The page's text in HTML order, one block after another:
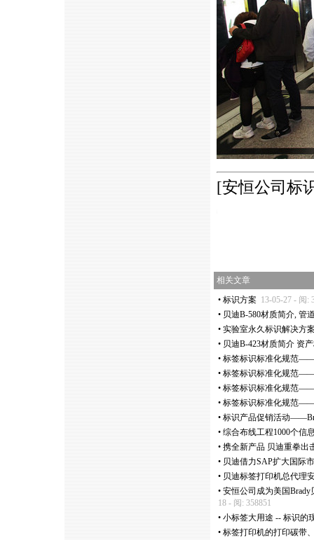
[安恒公司标
相关文章
• 标识方案 13-05-27 - 阅:
• 贝迪B-580材质简介, 管
• 实验室永久标识解决方
• 贝迪B-423材质简介 资
• 标签标识标准化规范
• 标签标识标准化规范
• 标签标识标准化规范
• 标签标识标准化规范
• 标识产品促销活动
• 综合布线工程1000个信
• 携全新产品 贝迪重拳出
• 贝迪借力SAP扩大国际
• 贝迪标签打印机总代理
• 安恒公司成为美国
18 - 阅: 358851
• 小标签大用途 -- 标识的
• 标签打印机的打印碳带